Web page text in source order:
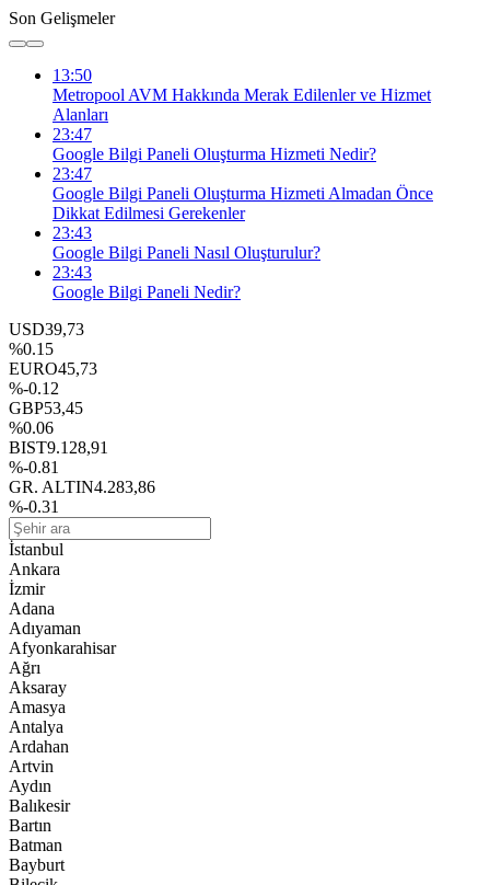
Son Gelişmeler
13:50
Metropool AVM Hakkında Merak Edilenler ve Hizmet
Alanları
23:47
Google Bilgi Paneli Oluşturma Hizmeti Nedir?
23:47
Google Bilgi Paneli Oluşturma Hizmeti Almadan Önce
Dikkat Edilmesi Gerekenler
23:43
Google Bilgi Paneli Nasıl Oluşturulur?
23:43
Google Bilgi Paneli Nedir?
USD39,73
%0.15
EURO45,73
%-0.12
GBP53,45
%0.06
BIST9.128,91
%-0.81
GR. ALTIN4.283,86
%-0.31
İstanbul
Ankara
İzmir
Adana
Adıyaman
Afyonkarahisar
Ağrı
Aksaray
Amasya
Antalya
Ardahan
Artvin
Aydın
Balıkesir
Bartın
Batman
Bayburt